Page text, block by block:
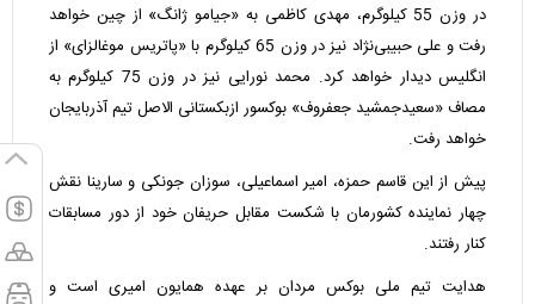
در وزن 55 کیلوگرم، مهدی کاظمی به «جیامو ژانگ» از چین خواهد
رفت و علی حبیبی‌نژاد نیز در وزن 65 کیلوگرم با «پاتریس موغالزای» از
انگلیس دیدار خواهد کرد. محمد نورایی نیز در وزن 75 کیلوگرم به
مصاف «سعیدجمشید جعفروف» بوکسور ازبکستانی الاصل تیم آذربایجان
خواهد رفت.
پیش از این قاسم حمزه، امیر اسماعیلی، سوزان جونکی و سارینا نقش
چهار نماینده کشورمان با شکست مقابل حریفان خود از دور مسابقات
کنار رفتند.
هدایت تیم ملی بوکس مردان بر عهده همایون امیری است و